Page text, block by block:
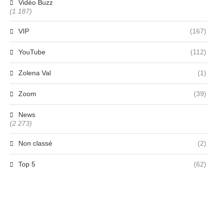
Vidéo Buzz
(1 187)
VIP (167)
YouTube (112)
Zolena Val (1)
Zoom (39)
News
(2 273)
Non classé (2)
Top 5 (62)